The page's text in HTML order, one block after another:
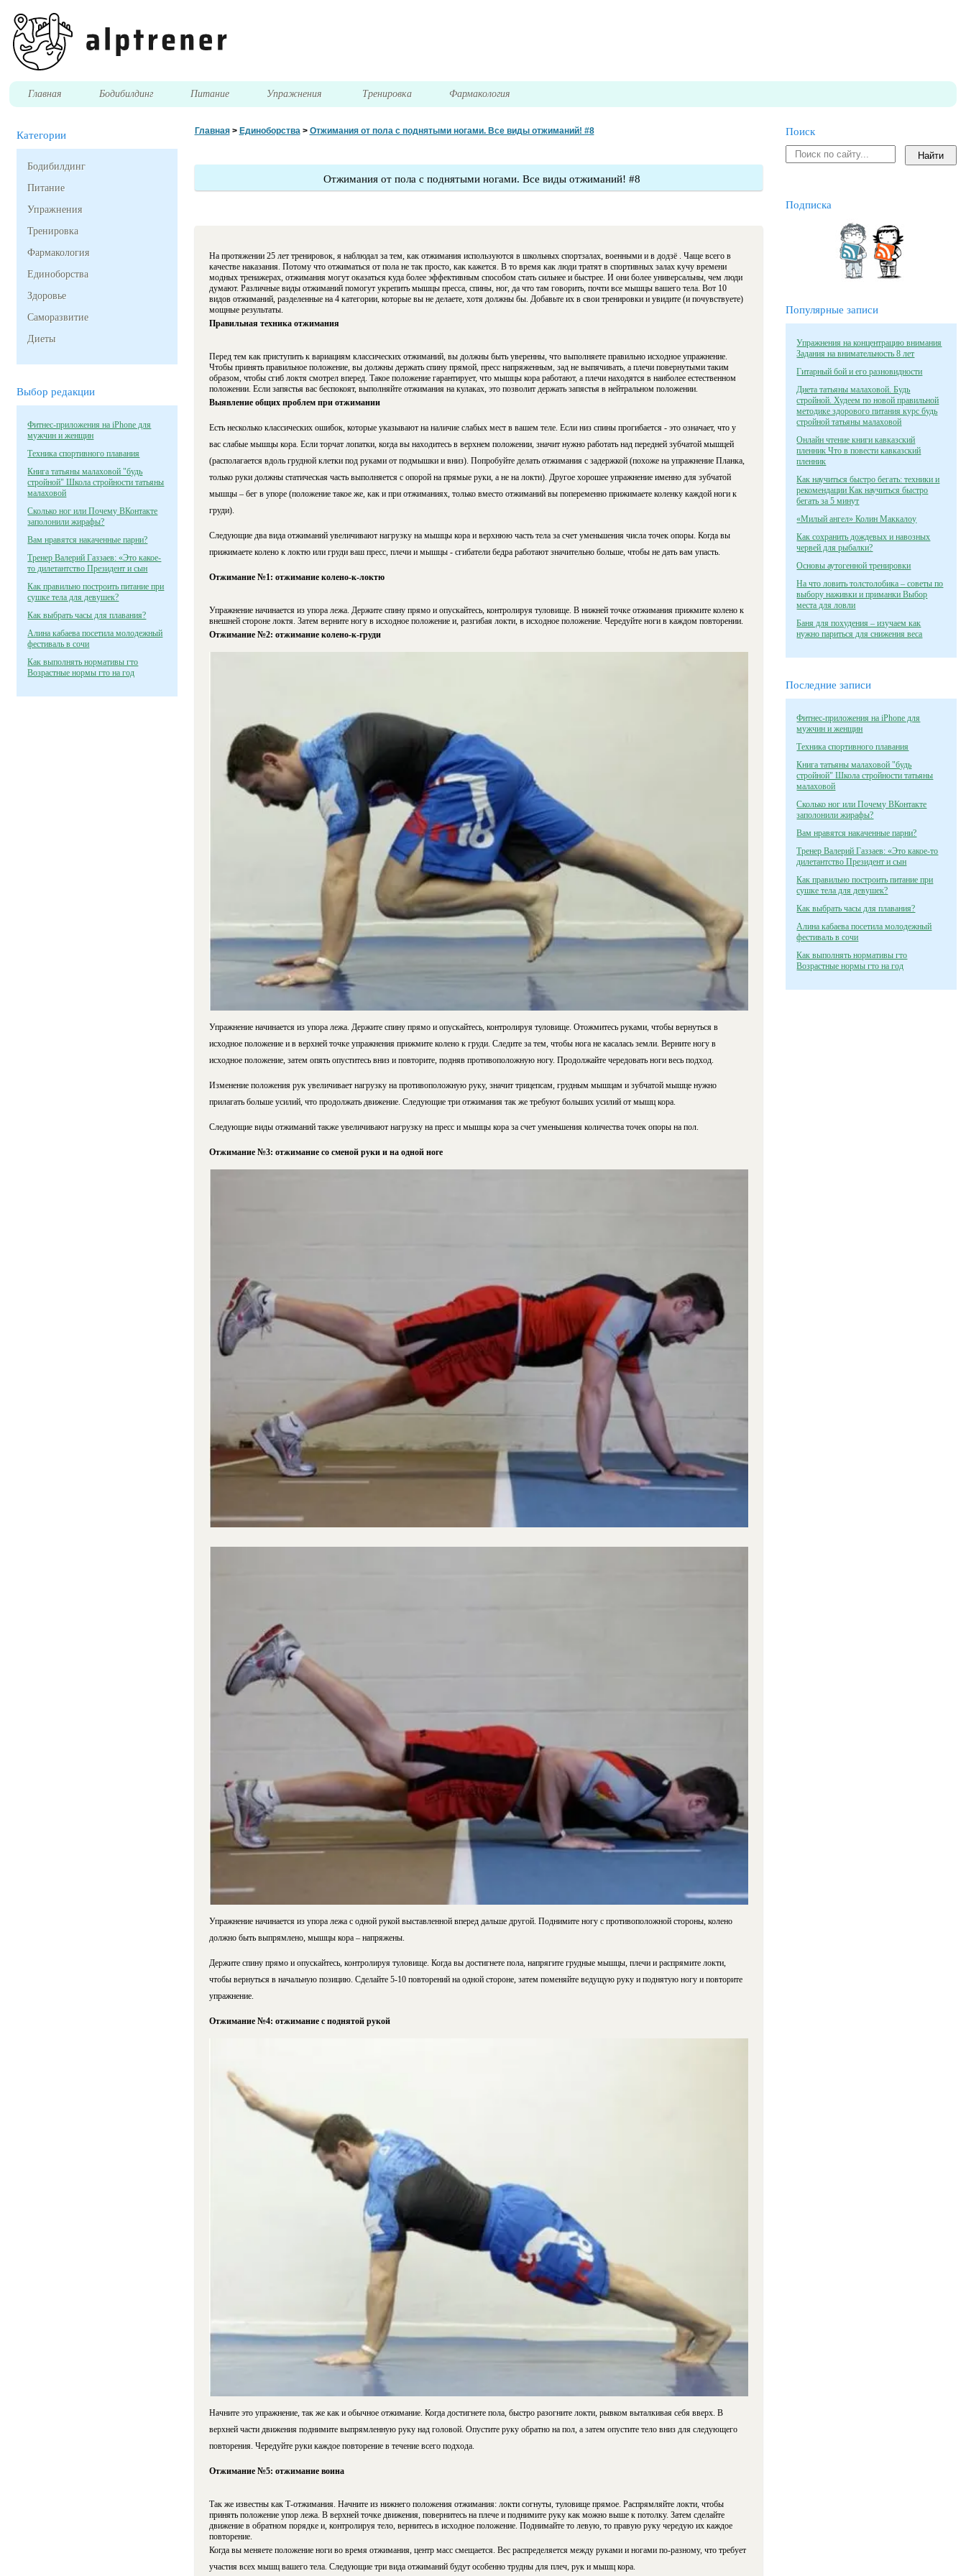
Главная Бодибилдинг Питание Упражнения Тренировка Фармакология
Категории
Бодибилдинг
Питание
Упражнения
Тренировка
Фармакология
Единоборства
Здоровье
Саморазвитие
Диеты
Выбор редакции
Фитнес-приложения на iPhone для
мужчин и женщин
Техника спортивного плавания
Книга татьяны малаховой "будь
стройной" Школа стройности татьяны
малаховой
Сколько ног или Почему ВКонтакте
заполонили жирафы?
Вам нравятся накаченные парни?
Тренер Валерий Газзаев: «Это какое-
то дилетантство Президент и сын
Как правильно построить питание при
сушке тела для девушек?
Как выбрать часы для плавания?
Алина кабаева посетила молодежный
фестиваль в сочи
Как выполнять нормативы гто
Возрастные нормы гто на год
Главная> Единоборства> Отжимания от пола с поднятыми ногами. Все виды отжиманий! #8
Отжимания от пола с поднятыми ногами. Все виды отжиманий! #8
На протяжении 25 лет тренировок, я наблюдал за тем, как отжимания используются в школьных спортзалах, военными и в додзё . Чаще всего в
качестве наказания. Потому что отжиматься от пола не так просто, как кажется. В то время как люди тратят в спортивных залах кучу времени
модных тренажерах, отжимания могут оказаться куда более эффективным способом стать сильнее и быстрее. И они более универсальны, чем люди
думают. Различные виды отжиманий помогут укрепить мышцы пресса, спины, ног, да что там говорить, почти все мышцы вашего тела. Вот 10
видов отжиманий, разделенные на 4 категории, которые вы не делаете, хотя должны бы. Добавьте их в свои тренировки и увидите (и почувствуете)
мощные результаты.
Правильная техника отжимания
Перед тем как приступить к вариациям классических отжиманий, вы должны быть уверенны, что выполняете правильно исходное упражнение.
Чтобы принять правильное положение, вы должны держать спину прямой, пресс напряженным, зад не выпячивать, а плечи повернутыми таким
образом, чтобы сгиб локтя смотрел вперед. Такое положение гарантирует, что мышцы кора работают, а плечи находятся в наиболее естественном
положении. Если запястья вас беспокоят, выполняйте отжимания на кулаках, это позволит держать запястья в нейтральном положении.
Выявление общих проблем при отжимании
Есть несколько классических ошибок, которые указывают на наличие слабых мест в вашем теле. Если низ спины прогибается - это означает, что у
вас слабые мышцы кора. Если торчат лопатки, когда вы находитесь в верхнем положении, значит нужно работать над передней зубчатой мышцей
(располагается вдоль грудной клетки под руками от подмышки и вниз). Попробуйте делать отжимания с задержкой (похоже на упражнение Планка,
только руки должны статическая часть выполняется с опорой на прямые руки, а не на локти). Другое хорошее упражнение именно для зубчатой
мышцы – бег в упоре (положение такое же, как и при отжиманиях, только вместо отжиманий вы попеременно прижимаете коленку каждой ноги к
груди).
Следующие два вида отжиманий увеличивают нагрузку на мышцы кора и верхнюю часть тела за счет уменьшения числа точек опоры. Когда вы
прижимаете колено к локтю или груди ваш пресс, плечи и мышцы - сгибатели бедра работают значительно больше, чтобы не дать вам упасть.
Отжимание №1: отжимание колено-к-локтю
Упражнение начинается из упора лежа. Держите спину прямо и опускайтесь, контролируя туловище. В нижней точке отжимания прижмите колено к
внешней стороне локтя. Затем верните ногу в исходное положение и, разгибая локти, в исходное положение. Чередуйте ноги в каждом повторении.
Отжимание №2: отжимание колено-к-груди
Упражнение начинается из упора лежа. Держите спину прямо и опускайтесь, контролируя туловище. Отожмитесь руками, чтобы вернуться в
исходное положение и в верхней точке упражнения прижмите колено к груди. Следите за тем, чтобы нога не касалась земли. Верните ногу в
исходное положение, затем опять опуститесь вниз и повторите, подняв противоположную ногу. Продолжайте чередовать ноги весь подход.
Изменение положения рук увеличивает нагрузку на противоположную руку, значит трицепсам, грудным мышцам и зубчатой мышце нужно
прилагать больше усилий, что продолжать движение. Следующие три отжимания так же требуют больших усилий от мышц кора.
Следующие виды отжиманий также увеличивают нагрузку на пресс и мышцы кора за счет уменьшения количества точек опоры на пол.
Отжимание №3: отжимание со сменой руки и на одной ноге
Упражнение начинается из упора лежа с одной рукой выставленной вперед дальше другой. Поднимите ногу с противоположной стороны, колено
должно быть выпрямлено, мышцы кора – напряжены.
Держите спину прямо и опускайтесь, контролируя туловище. Когда вы достигнете пола, напрягите грудные мышцы, плечи и распрямите локти,
чтобы вернуться в начальную позицию. Сделайте 5-10 повторений на одной стороне, затем поменяйте ведущую руку и поднятую ногу и повторите
упражнение.
Отжимание №4: отжимание с поднятой рукой
Начните это упражнение, так же как и обычное отжимание. Когда достигнете пола, быстро разогните локти, рывком выталкивая себя вверх. В
верхней части движения поднимите выпрямленную руку над головой. Опустите руку обратно на пол, а затем опустите тело вниз для следующего
повторения. Чередуйте руки каждое повторение в течение всего подхода.
Отжимание №5: отжимание воина
Так же известны как Т-отжимания. Начните из нижнего положения отжимания: локти согнуты, туловище прямое. Распрямляйте локти, чтобы
принять положение упор лежа. В верхней точке движения, повернитесь на плече и поднимите руку как можно выше к потолку. Затем сделайте
движение в обратном порядке и, контролируя тело, вернитесь в исходное положение. Поднимайте то левую, то правую руку чередую их каждое
повторение.
Когда вы меняете положение ноги во время отжимания, центр масс смещается. Вес распределяется между руками и ногами по-разному, что требует
участия всех мышц вашего тела. Следующие три вида отжиманий будут особенно трудны для плеч, рук и мышц кора.
Поиск
Подписка
Популярные записи
Упражнения на концентрацию внимания
Задания на внимательность 8 лет
Гитарный бой и его разновидности
Диета татьяны малаховой. Будь
стройной. Худеем по новой правильной
методике здорового питания курс будь
стройной татьяны малаховой
Онлайн чтение книги кавказский
пленник Что в повести кавказский
пленник
Как научиться быстро бегать: техники и
рекомендации Как научиться быстро
бегать за 5 минут
«Милый ангел» Колин Маккалоу
Как сохранить дождевых и навозных
червей для рыбалки?
Основы аутогенной тренировки
На что ловить толстолобика – советы по
выбору наживки и приманки Выбор
места для ловли
Баня для похудения – изучаем как
нужно париться для снижения веса
Последние записи
Фитнес-приложения на iPhone для
мужчин и женщин
Техника спортивного плавания
Книга татьяны малаховой "будь
стройной" Школа стройности татьяны
малаховой
Сколько ног или Почему ВКонтакте
заполонили жирафы?
Вам нравятся накаченные парни?
Тренер Валерий Газзаев: «Это какое-то
дилетантство Президент и сын
Как правильно построить питание при
сушке тела для девушек?
Как выбрать часы для плавания?
Алина кабаева посетила молодежный
фестиваль в сочи
Как выполнять нормативы гто
Возрастные нормы гто на год